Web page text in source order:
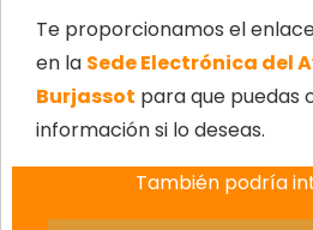
Te proporcionamos el
en la Sede Electrónica del
Burjassot para que puedas
información si lo deseas.
También podría